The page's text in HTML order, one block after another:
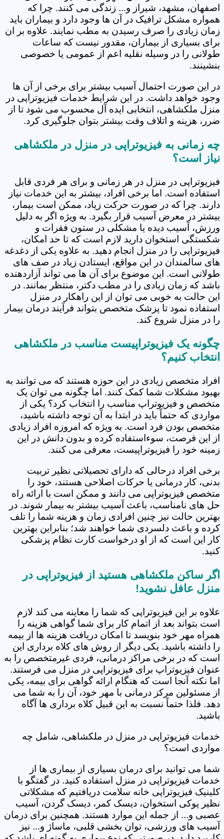
اصفهان، مشهد، شیراز و... زندگی می کنند. چرا که
همواره مشکل ترافیک در آن ها وجود دارد و بیماران باید
زمان زیادی را صرف رسیدن به مطب نمایند. علاوه بر ان
برای بسیاری از بیماران، مقدور نیست که ساعات
طولانی را در وسیله نقلیه اعم از عمومی یا خصوصی
بنشینند.
در این صورت احتمال آسیب بیشتر برای برخی از آن ها
وجود خواهد داشت. در این شرایط خدمات فیزیوتراپی در
منزل ملکشاهی، انتخابی ایده آل محسوب می شود تا از
ضرر، هزینه و اتلاف وقت بیشتر بتوان جلوگیری کرد.
چه زمانی به فیزیوتراپی در منزل در ملکشاهی
نیاز است؟
فیزیوتراپی در منزل در هر زمانی و برای هر فردی قابل
استفاده است. اما برخی افراد، بیشتر به این خدمات نیاز
دارند. چرا که در صورت حرکت زیاد، ممکن است بیمار،
بیشتر در معرض آسیب قرار بگیرد. به ویژه اگر به دلیل
ورزش، آسیب دیده یا مشکلی در ستون فقرات و
شکستگی استخوان دارید لازم است که تا حد امکان،
فیزیوتراپی را در منزل انجام دهید. به علاوه یکی از دغدغه
های سالمندان در این مواقع، ایستادن زیاد در صف های
طولانی است. این موضوع برای آن ها می تواند آزاردهنده
باشد که زمان زیادی را در مطب دکتر، منتظر بمانند. در
این حالت به خوبی می توان از این راهکار در منزل
استفاده نمود تا پزشک متخصص بتواند فرآیند درمان بیمار
را در منزل شروع کند.
چگونه یک فیزیوتراپیست مناسب در ملکشاهی
انتخاب کنیم؟
افراد متخصص زیادی در این حوزه هستند که می توانند به
بهبود مشکلات شما کمک کنند. اما چگونه می توان یک
متخصص و فیزیوتراپ مناسب را انتخاب کرد؟ یکی از
مواردی که حتماً باید در ابتدا به آن توجه داشته باشید،
متخصص بودن فرد است. به ویژه که امروزه افراد زیادی
از این فرصت، سوءاستفاده کرده و بدون دانش در این
زمینه خود را فیزیوتراپیست، معرفی می کنند.
برخی افراد درحالی که دارای تحصیلاتی نظیر تربیت
بدنی، کار درمانی یا حرکات اصلاحی هستند، خود را
متخصص فیزیوتراپی می دانند و ممکن است با ارائه راه
حل های نامناسب، باعث آسیب بیشتر به بیمار شوند. در
بهترین حالت نیز چنین افرادی زمان و هزینه شما را تلف
کرده و باعث دلسردی شما خواهند شد؛ بنابراین بهترین
کار این است که از او درخواست کارت نظام پزشکی
کنید.
اگر ساکن ملکشاهی هستید از فیزیوتراپی در
منزل عافل نشوید!
علاوه بر این فیزیوتراپی که شما را معاینه می کند لازم
است بتواند بعد از اتمام کار برای شما گواهی هزینه را
همراه مهر خود بنویسد تا امکان دریافت هزینه ها از بیمه
را داشته باشید. یکی دیگر از روش های کلاه برداری این
است که در برخی مراکز درمانی، فردی غیرمتخصص را به
عنوان فیزیوتراپ برای فیزیوتراپی در منزل می فرستند.
اما نکته آنجا است که هنگام ارائه گواهی برای بیمه، یکی
از مسئولین مرکز درمانی با مهر خود، آن را به شما می
دهد. فلذا حتماً نسبت به این قبیل کلاه برداری ها آگاه
باشید.
خدمات فیزیوتراپی در منزل در ملکشاهی، شامل چه
مواردی است؟
شما می توانید برای درمان بسیاری از بیماری ها از
خدمات فیزیوتراپی در منزل استفاده کنید. در گفتگو با
کلینیک فیزیوتراپی خانه سلامت دریافتیم که مشکلاتی
نظیر پوکی استخوان، دیسک کمر، دیسک گردن، آسیب
عصبی و... از جمله این موارد هستند. همچنین برای درمان
آسیب های ورزشی، توان بخشی قلبی، ماساژ و... نیز